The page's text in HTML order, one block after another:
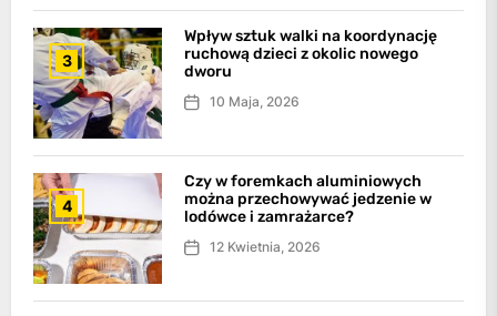
3
Wpływ sztuk walki na koordynację
ruchową dzieci z okolic nowego
dworu
10 Maja, 2026
4
Czy w foremkach aluminiowych
można przechowywać jedzenie w
lodówce i zamrażarce?
12 Kwietnia, 2026